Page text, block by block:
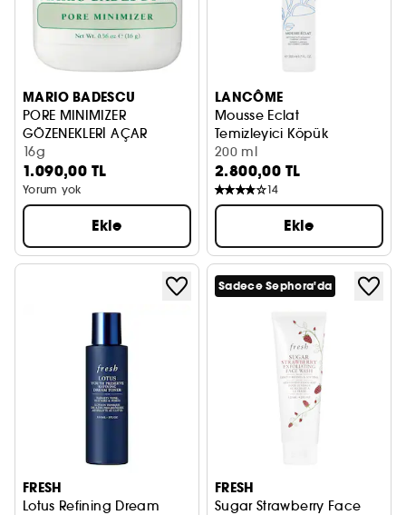
MARIO BADESCU
PORE MINIMIZER
GÖZENEKLERİ AÇAR
16g
1.090,00 TL
Yorum yok
Ekle
LANCÔME
Mousse Eclat
Temizleyici Köpük
200 ml
2.800,00 TL
14
Ekle
FRESH
Lotus Refining Dream
Sadece Sephora'da
FRESH
Sugar Strawberry Face